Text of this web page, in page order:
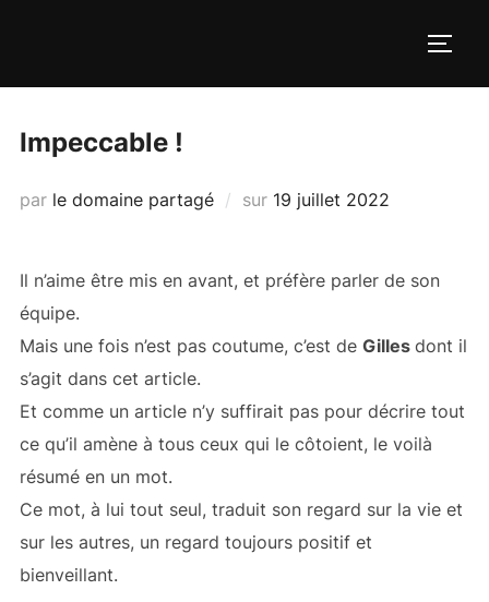
Impeccable !
par le domaine partagé sur Publié
19 juillet 2022
Il n’aime être mis en avant, et préfère parler de son
équipe.
Mais une fois n’est pas coutume, c’est de Gilles dont il
s’agit dans cet article.
Et comme un article n’y suffirait pas pour décrire tout
ce qu’il amène à tous ceux qui le côtoient, le voilà
résumé en un mot.
Ce mot, à lui tout seul, traduit son regard sur la vie et
sur les autres, un regard toujours positif et
bienveillant.